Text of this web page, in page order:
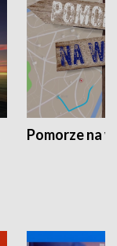
Pomorze na